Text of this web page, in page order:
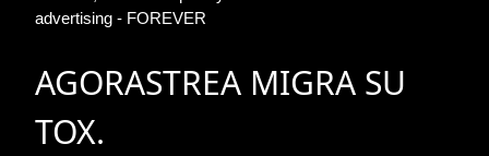
advertising - FOREVER
AGORASTREA MIGRA SU
TOX.